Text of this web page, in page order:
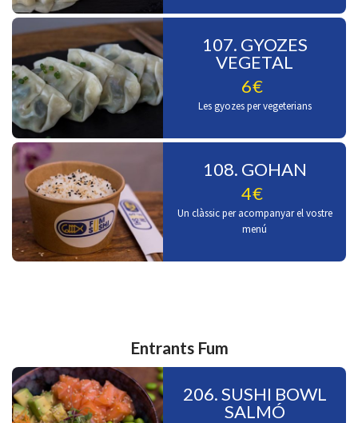
107. GYOZES
VEGETAL
6€
Les gyozes per vegeterians
108. GOHAN
4€
Un clàssic per acompanyar el vostre
menú
Entrants Fum
206. SUSHI BOWL
SALMÓ